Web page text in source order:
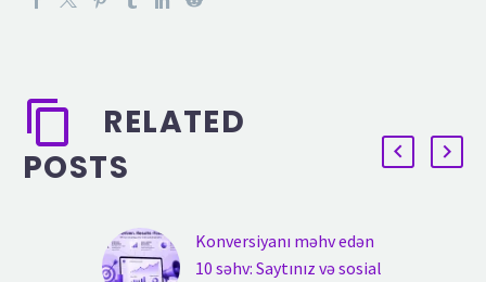
RELATED
POSTS
Konversiyanı məhv edən
10 səhv: Saytınız və sosial